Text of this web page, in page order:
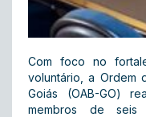
Com foco no
voluntário, a Ordem
Goiás (OAB-GO)
membros de seis